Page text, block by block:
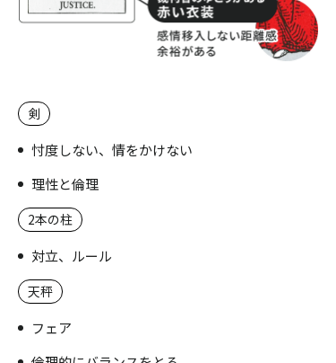
剣
忖度しない、情をかけない
理性と倫理
2本の柱
対立、ルール
天秤
フェア